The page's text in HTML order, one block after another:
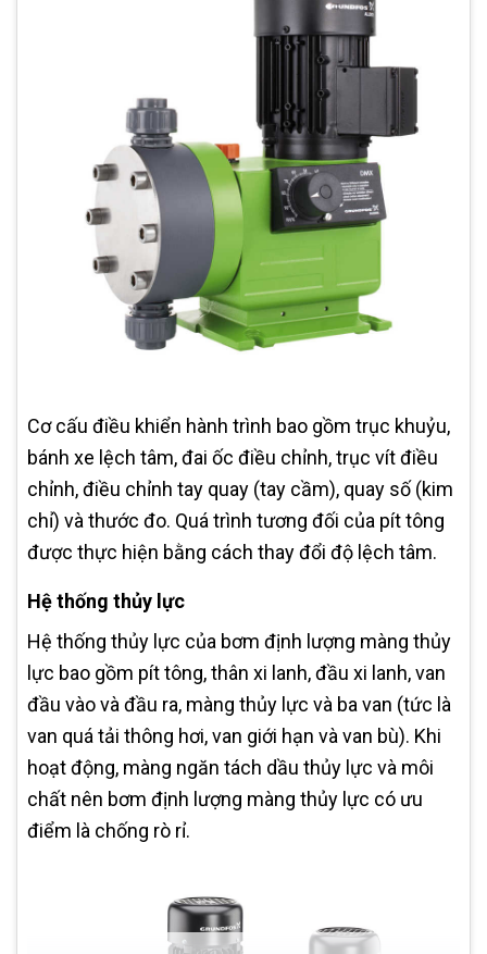
Cơ cấu điều khiển hành trình bao gồm trục khuỷu,
bánh xe lệch tâm, đai ốc điều chỉnh, trục vít điều
chỉnh, điều chỉnh tay quay (tay cầm), quay số (kim
chỉ) và thước đo. Quá trình tương đối của pít tông
được thực hiện bằng cách thay đổi độ lệch tâm.
Hệ thống thủy lực
Hệ thống thủy lực của bơm định lượng màng thủy
lực bao gồm pít tông, thân xi lanh, đầu xi lanh, van
đầu vào và đầu ra, màng thủy lực và ba van (tức là
van quá tải thông hơi, van giới hạn và van bù). Khi
hoạt động, màng ngăn tách dầu thủy lực và môi
chất nên bơm định lượng màng thủy lực có ưu
điểm là chống rò rỉ.